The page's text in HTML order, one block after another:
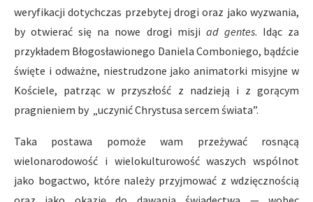
weryfikacji dotychczas przebytej drogi oraz jako wyzwania,
by otwierać się na nowe drogi misji ad gentes. Idąc za
przykładem Błogosławionego Daniela Comboniego, bądźcie
święte i odważne, niestrudzone jako animatorki misyjne w
Kościele, patrząc w przyszłość z nadzieją i z gorącym
pragnieniem by „uczynić Chrystusa sercem świata”.
Taka postawa pomoże wam przeżywać rosnącą
wielonarodowość i wielokulturowość waszych wspólnot
jako bogactwo, które należy przyjmować z wdzięcznością